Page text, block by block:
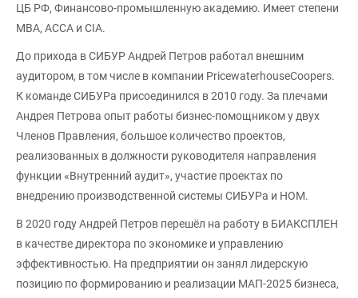
ЦБ РФ, Финансово-промышленную академию. Имеет степени
МВА, АССА и CIA.
До прихода в СИБУР Андрей Петров работал внешним
аудитором, в том числе в компании PricewaterhouseCoopers.
К команде СИБУРа присоединился в 2010 году. За плечами
Андрея Петрова опыт работы бизнес-помощником у двух
Членов Правления, большое количество проектов,
реализованных в должности руководителя направления
функции «Внутренний аудит», участие проектах по
внедрению производственной системы СИБУРа и НОМ.
В 2020 году Андрей Петров перешёл на работу в БИАКСПЛЕН
в качестве директора по экономике и управлению
эффективностью. На предприятии он занял лидерскую
позицию по формированию и реализации МАП-2025 бизнеса,